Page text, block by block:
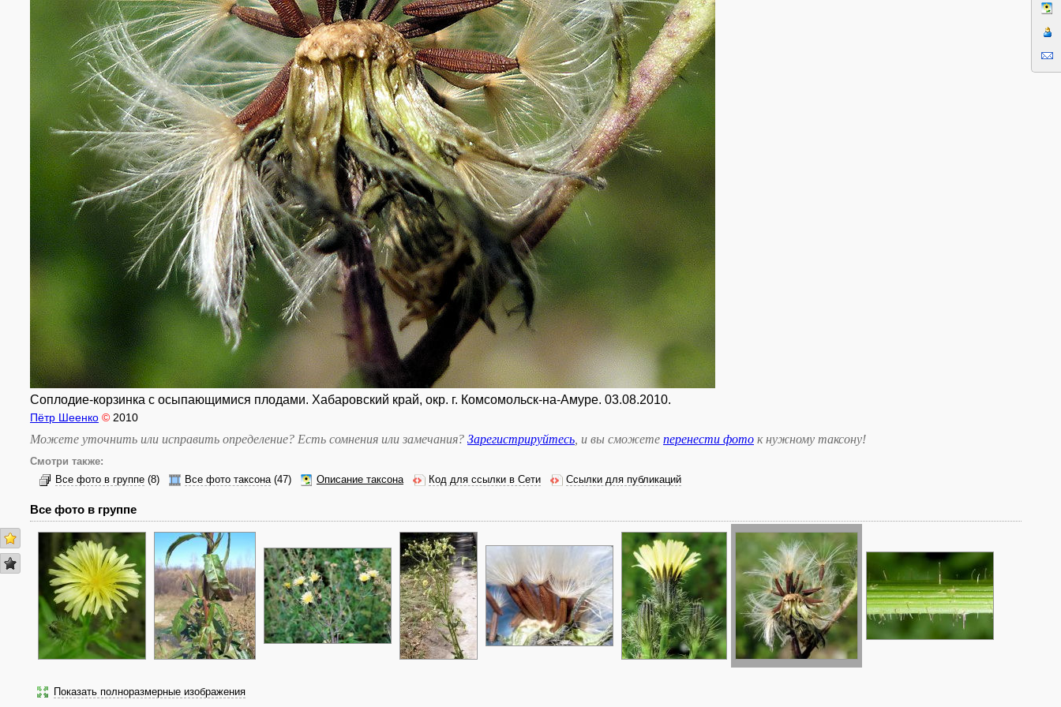
Соплодие-корзинка с осыпающимися плодами. Хабаровский край, окр. г. Комсомольск-на-Амуре. 03.08.2010.
Пётр Шеенко © 2010
Можете уточнить или исправить определение? Есть сомнения или замечания? Зарегистрируйтесь , и вы сможете перенести фото к нужному таксону!
Смотри также:
Все фото в группе (8) Все фото таксона(47) Описание таксона Код для ссылки в Сети Ссылки для публикаций
Все фото в группе
Показать полноразмерные изображения